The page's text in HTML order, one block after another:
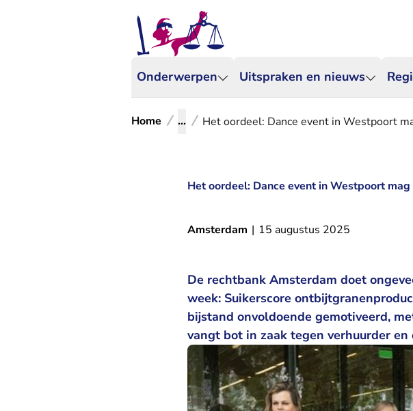
Onderwerpen Uitspraken en nieuws
Home ... Het oordeel: Dance event in Westpoort
Het oordeel: Dance event in Westpoort
Amsterdam | 15 augustus 2025
De rechtbank Amsterdam doet
week: Suikerscore
bijstand onvoldoende gemotiveerd,
vangt bot in zaak tegen verhuurder